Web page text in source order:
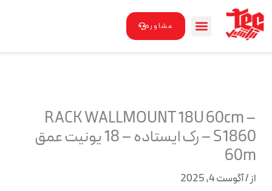
محتوا
مشاوره
RACK WALLMOUNT 18U 60cm –
S1860 – رک ایستاده – 18 یونیت عمق
60m
از/آگوست 4, 2025